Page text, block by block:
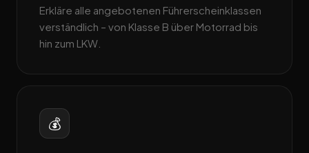
Erkläre alle angebotenen Führerscheinklassen
verständlich – von Klasse B über Motorrad bis
hin zum LKW.
💰